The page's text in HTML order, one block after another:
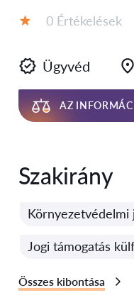
Értékelések:
0 Értékelések
Ügyvéd
AZ
Szakirány
Környezetvédelmi
Jogi támogatás
Összes kibontása